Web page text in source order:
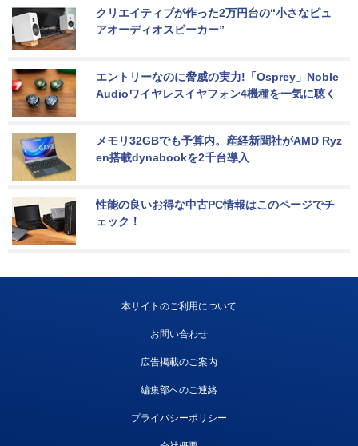
クリエイティブが作った2万円台の“小さなピュ
アオーディオスピーカー”
エントリーなのに脅威の実力!「Osprey」Noble
Audioワイヤレスイヤフォン4機種を一気に聴く
メモリ32GBでも予算内。産経新聞社がAMD Ryz
en搭載dynabookを2千台導入
性能の良いお得な中古PC情報はこのページでチ
ェック！
本サイトのご利用について
お問い合わせ
広告掲載のご案内
編集部へのご連絡
プライバシーポリシー